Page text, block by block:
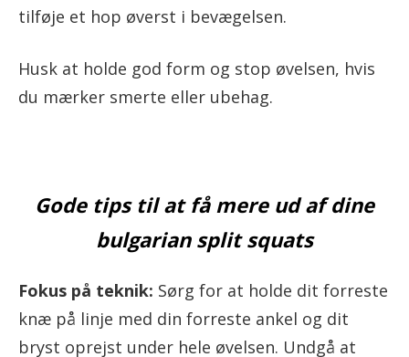
tilføje et hop øverst i bevægelsen.
Husk at holde god form og stop øvelsen, hvis
du mærker smerte eller ubehag.
Gode tips til at få mere ud af dine
bulgarian split squats
Fokus på teknik: Sørg for at holde dit forreste
knæ på linje med din forreste ankel og dit
bryst oprejst under hele øvelsen. Undgå at